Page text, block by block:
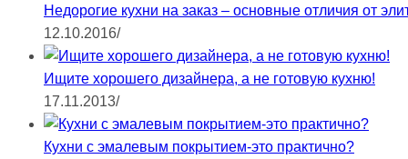
Недорогие кухни на заказ – основные отличия от
12.10.2016/
Ищите хорошего дизайнера, а не готовую кухню!
17.11.2013/
Кухни с эмалевым покрытием-это практично?